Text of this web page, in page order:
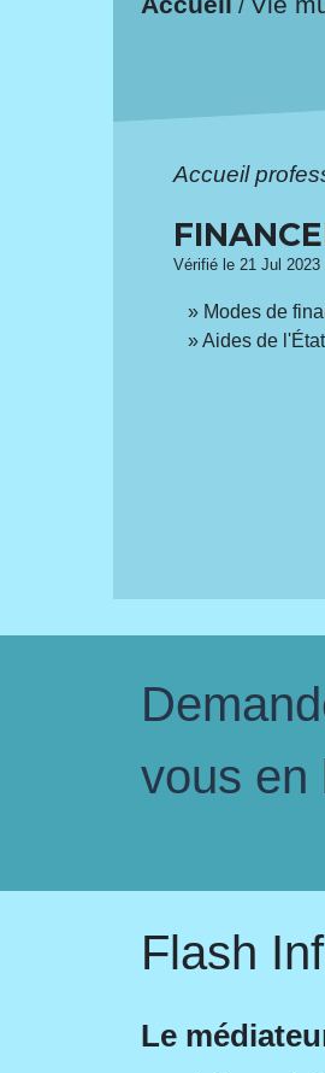
/
Accueil
Vérifié le 21 Jul
Modes de
Aides de
vous en
Flash
Le